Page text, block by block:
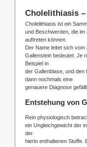
Cholelithiasis
Cholelithiasis ist ein
und Beschwerden, die
auftreten können.
Der Name leitet sich vom
Gallenstein bedeutet. Je
Beispiel in
der Gallenblase, und den
dann nochmals eine
genauere Diagnose gefällt.
Entstehung von
Rein physiologisch
ein Ungleichgewicht der
der
hierin enthaltenen Stoffe.